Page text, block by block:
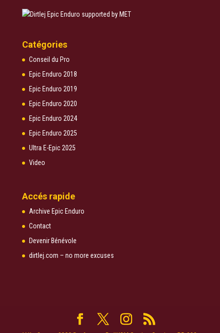
Catégories
Conseil du Pro
Epic Enduro 2018
Epic Enduro 2019
Epic Enduro 2020
Epic Enduro 2024
Epic Enduro 2025
Ultra E-Epic 2025
Video
Accés rapide
Archive Epic Enduro
Contact
Devenir Bénévole
dirtlej.com – no more excuses